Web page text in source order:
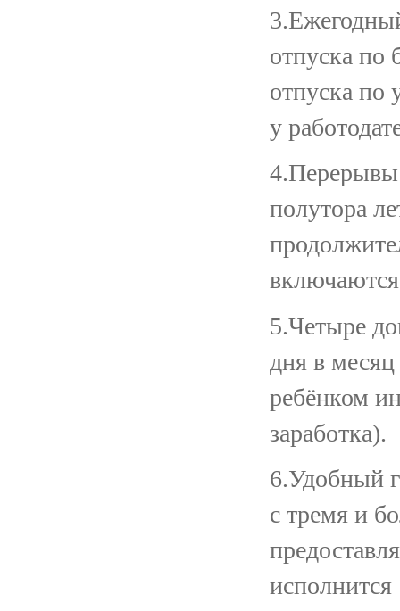
отпуска по
отпуска по
у
полутора
5.Четыре
дня в
ребёнком
заработка).
6.Удобный
с тремя и
исполнится